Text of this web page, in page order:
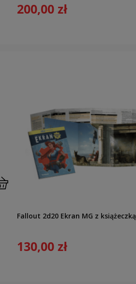
200,00 zł
Fallout 2d20 Ekran MG z książeczką
130,00 zł